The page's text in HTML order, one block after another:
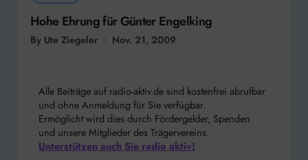
Hohe Ehrung für Günter Engelking
By Ute Ziegeler Nov. 21, 2009
Alle Beiträge auf radio-aktiv.de sind kostenfrei abrufbar
und ohne Anmeldung für Sie verfügbar.
Ermöglicht wird dies durch Fördergelder, Spenden
und unsere Mitglieder des Trägervereins.
Unterstützen auch Sie radio aktiv!